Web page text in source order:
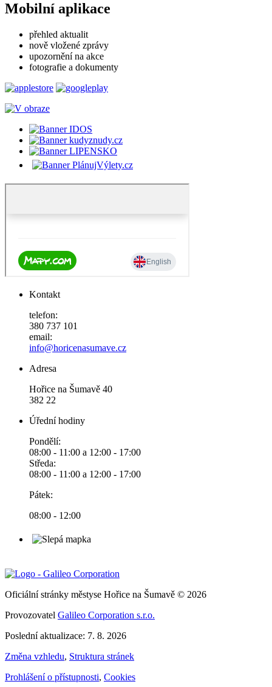
Mobilní aplikace
přehled aktualit
nově vložené zprávy
upozornění na akce
fotografie a dokumenty
Kontakt
telefon:
380 737 101
email:
info@horicenasumave.cz
Adresa
Hořice na Šumavě 40
382 22
Úřední hodiny
Pondělí:
08:00 - 11:00 a 12:00 - 17:00
Středa:
08:00 - 11:00 a 12:00 - 17:00
Pátek:
08:00 - 12:00
Oficiální stránky městyse Hořice na Šumavě © 2026
Provozovatel Galileo Corporation s.r.o.
Poslední aktualizace: 7. 8. 2026
Změna vzhledu, Struktura stránek
Prohlášení o přístupnosti, Cookies